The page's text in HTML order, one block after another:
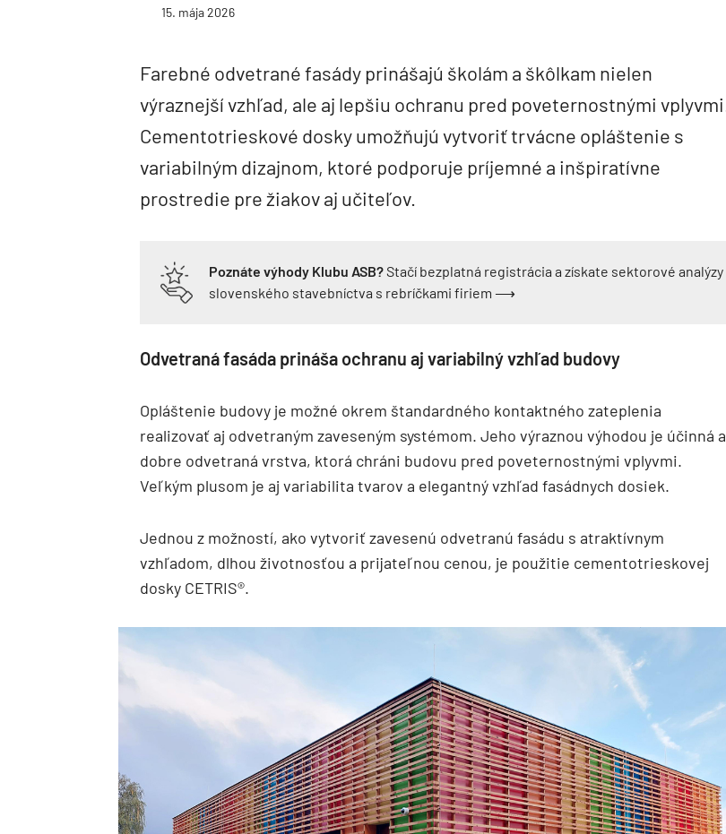
15. mája 2026
Farebné odvetrané fasády prinášajú školám a škôlkam nielen
výraznejší vzhľad, ale aj lepšiu ochranu pred poveternostnými vplyvmi.
Cementotrieskové dosky umožňujú vytvoriť trvácne opláštenie s
variabilným dizajnom, ktoré podporuje príjemné a inšpiratívne
prostredie pre žiakov aj učiteľov.
Poznáte výhody Klubu ASB?Stačí bezplatná registrácia a získate sektorové analýzy
slovenského stavebníctva s rebríčkami firiem ⟶
Odvetraná fasáda prináša ochranu aj variabilný vzhľad budovy
Opláštenie budovy je možné okrem štandardného kontaktného zateplenia
realizovať aj odvetraným zaveseným systémom. Jeho výraznou výhodou je účinná a
dobre odvetraná vrstva, ktorá chráni budovu pred poveternostnými vplyvmi.
Veľkým plusom je aj variabilita tvarov a elegantný vzhľad fasádnych dosiek.
Jednou z možností, ako vytvoriť zavesenú odvetranú fasádu s atraktívnym
vzhľadom, dlhou životnosťou a prijateľnou cenou, je použitie cementotrieskovej
dosky CETRIS®.